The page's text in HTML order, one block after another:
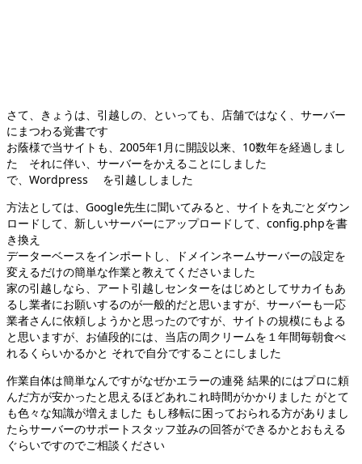
さて、きょうは、引越しの、といっても、店舗ではなく、サーバー
にまつわる覚書です
お蔭様で当サイトも、2005年1月に開設以来、10数年を経過しまし
た それに伴い、サーバーをかえることにしました
で、Wordpress を引越ししました
方法としては、Google先生に聞いてみると、サイトを丸ごとダウン
ロードして、新しいサーバーにアップロードして、config.phpを書
き換え
データーベースをインポートし、ドメインネームサーバーの設定を
変えるだけの簡単な作業と教えてくださいました
家の引越しなら、アート引越しセンターをはじめとしてサカイもあ
るし業者にお願いするのが一般的だと思いますが、サーバーも一応
業者さんに依頼しようかと思ったのですが、サイトの規模にもよる
と思いますが、お値段的には、当店の周クリームを１年間毎朝食べ
れるくらいかるかと それで自分ですることにしました
作業自体は簡単なんですがなぜかエラーの連発 結果的にはプロに頼
んだ方が安かったと思えるほどあれこれ時間がかかりました がとて
も色々な知識が増えました もし移転に困っておられる方がありまし
たらサーバーのサポートスタッフ並みの回答ができるかとおもえる
ぐらいですのでご相談ください